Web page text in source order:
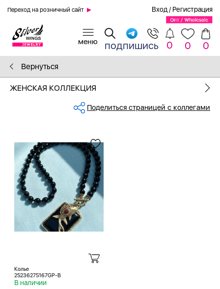
Переход на розничный сайт Вход / Регистрация
подпишись 0 0 0
Вернуться
ЖЕНСКАЯ КОЛЛЕКЦИЯ
Поделиться страницей с коллегами
Колье
25236275167GP-B
В наличии